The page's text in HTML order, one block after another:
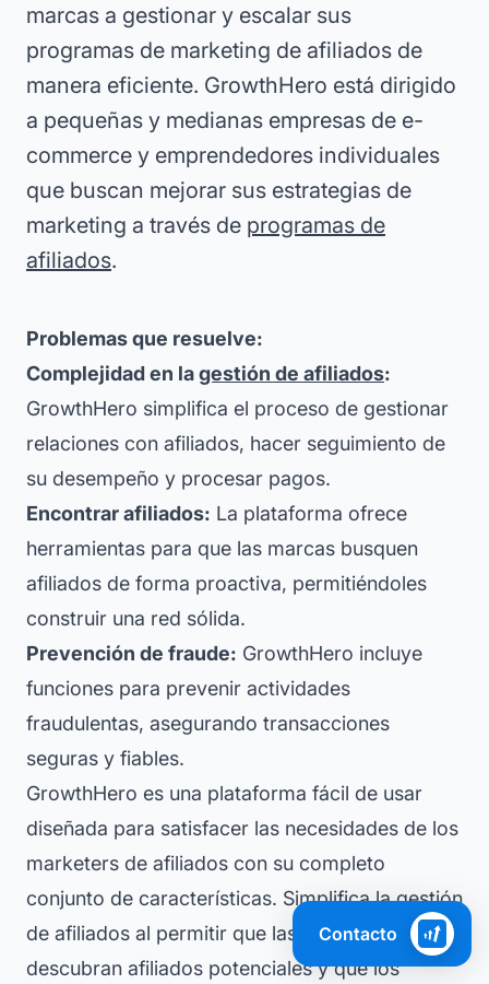
marcas a gestionar y escalar sus
programas de marketing de afiliados de
manera eficiente. GrowthHero está dirigido
a pequeñas y medianas empresas de e-
commerce y emprendedores individuales
que buscan mejorar sus estrategias de
marketing a través de programas de
afiliados.
Problemas que resuelve:
Complejidad en lagestión de afiliados:
GrowthHero simplifica el proceso de gestionar
relaciones con afiliados, hacer seguimiento de
su desempeño y procesar pagos.
Encontrar afiliados: La plataforma ofrece
herramientas para que las marcas busquen
afiliados de forma proactiva, permitiéndoles
construir una red sólida.
Prevención de fraude: GrowthHero incluye
funciones para prevenir actividades
fraudulentas, asegurando transacciones
seguras y fiables.
GrowthHero es una plataforma fácil de usar
diseñada para satisfacer las necesidades de los
marketers de afiliados con su completo
conjunto de características. Simplifica la gestión
de afiliados al permitir que las marcas
descubran afiliados potenciales y que los
Contacto